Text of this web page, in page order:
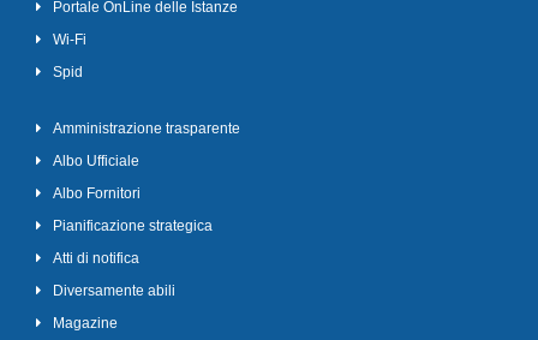
Portale OnLine delle Istanze
Wi-Fi
Spid
Amministrazione trasparente
Albo Ufficiale
Albo Fornitori
Pianificazione strategica
Atti di notifica
Diversamente abili
Magazine